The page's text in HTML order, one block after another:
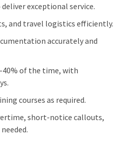
exceptional service.
and travel logistics efficiently.
accurately and
of the time, with
courses as required.
short-notice callouts,